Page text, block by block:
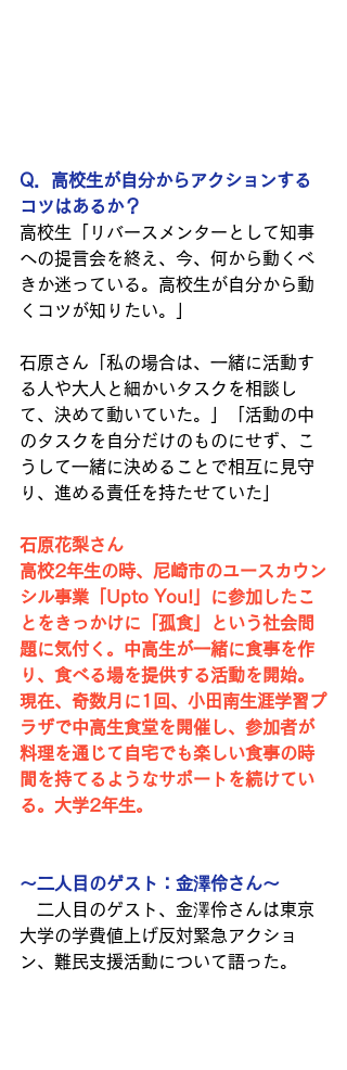
Q．高校生が自分からアクションする
コツはあるか？
高校生「リバースメンターとして知事
への提言会を終え、今、何から動くべ
きか迷っている。高校生が自分から動
くコツが知りたい。」
石原さん「私の場合は、一緒に活動す
る人や大人と細かいタスクを相談し
て、決めて動いていた。」「活動の中
のタスクを自分だけのものにせず、こ
うして一緒に決めることで相互に見守
り、進める責任を持たせていた」
石原花梨さん
高校2年生の時、尼崎市のユースカウン
シル事業「Upto You!」に参加したこ
とをきっかけに「孤食」という社会問
題に気付く。中高生が一緒に食事を作
り、食べる場を提供する活動を開始。
現在、奇数月に1回、小田南生涯学習プ
ラザで中高生食堂を開催し、参加者が
料理を通じて自宅でも楽しい食事の時
間を持てるようなサポートを続けてい
る。大学2年生。
～二人目のゲスト：金澤伶さん～
二人目のゲスト、金澤伶さんは東京
大学の学費値上げ反対緊急アクショ
ン、難民支援活動について語った。